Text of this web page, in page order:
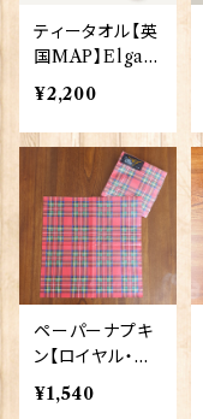
ティータオル【英
国MAP】Elgat
e Products 50
001-R（67477）
¥2,200
ペーパーナプキ
ン【ロイヤル・ス
チュアート】Gle
n Appin of Sc
¥1,540